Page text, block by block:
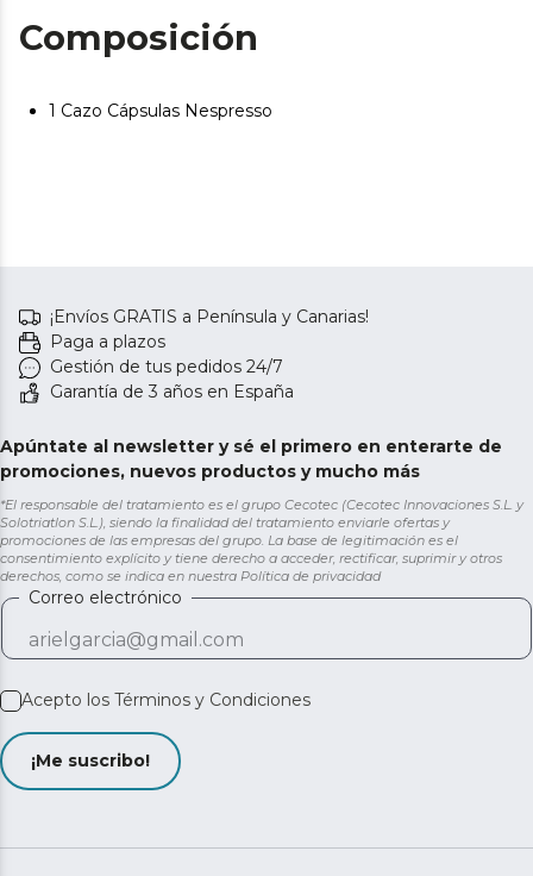
Composición
1 Cazo Cápsulas Nespresso
¡Envíos GRATIS a Península y Canarias!
Paga a plazos
Gestión de tus pedidos 24/7
Garantía de 3 años en España
Apúntate al newsletter y sé el primero en enterarte de
promociones, nuevos productos y mucho más
*El responsable del tratamiento es el grupo Cecotec (Cecotec Innovaciones S.L. y
Solotriatlon S.L.), siendo la finalidad del tratamiento enviarle ofertas y
promociones de las empresas del grupo. La base de legitimación es el
consentimiento explícito y tiene derecho a acceder, rectificar, suprimir y otros
derechos, como se indica en nuestra Política de privacidad
Correo electrónico
Acepto los Términos y Condiciones
¡Me suscribo!